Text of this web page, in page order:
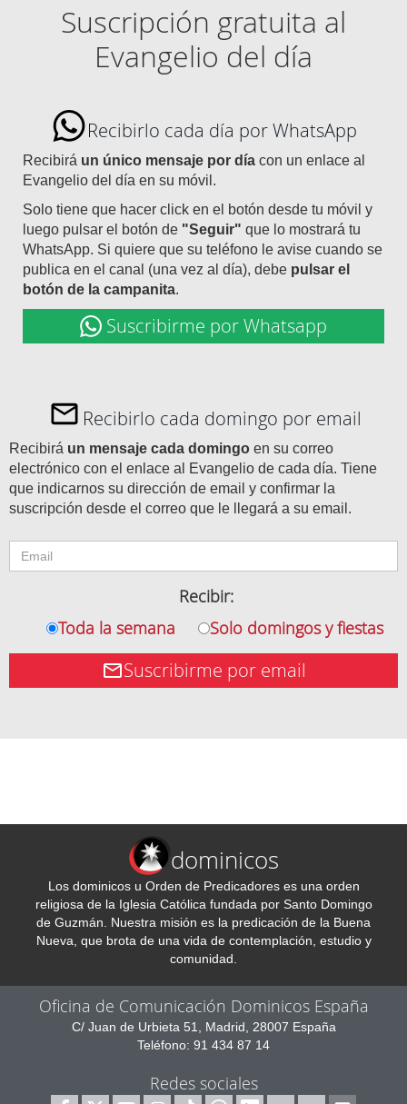
Suscripción gratuita al
Evangelio del día
Recibirlo cada día por WhatsApp
Recibirá un único mensaje por día con un enlace al
Evangelio del día en su móvil.
Solo tiene que hacer click en el botón desde tu móvil y
luego pulsar el botón de "Seguir" que lo mostrará tu
WhatsApp. Si quiere que su teléfono le avise cuando se
publica en el canal (una vez al día), debe pulsar el
botón de la campanita.
Suscribirme por Whatsapp
Recibirlo cada domingo por email
Recibirá un mensaje cada domingo en su correo
electrónico con el enlace al Evangelio de cada día. Tiene
que indicarnos su dirección de email y confirmar la
suscripción desde el correo que le llegará a su email.
Recibir:
Toda la semana
Solo domingos y fiestas
Suscribirme por email
dominicos
Los dominicos u Orden de Predicadores es una orden
religiosa de la Iglesia Católica fundada por Santo Domingo
de Guzmán. Nuestra misión es la predicación de la Buena
Nueva, que brota de una vida de contemplación, estudio y
comunidad.
Oficina de Comunicación Dominicos España
C/ Juan de Urbieta 51, Madrid, 28007 España
Teléfono: 91 434 87 14
Redes sociales